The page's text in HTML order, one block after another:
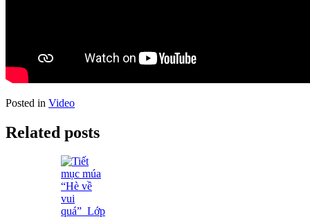
Posted in Video
Related posts